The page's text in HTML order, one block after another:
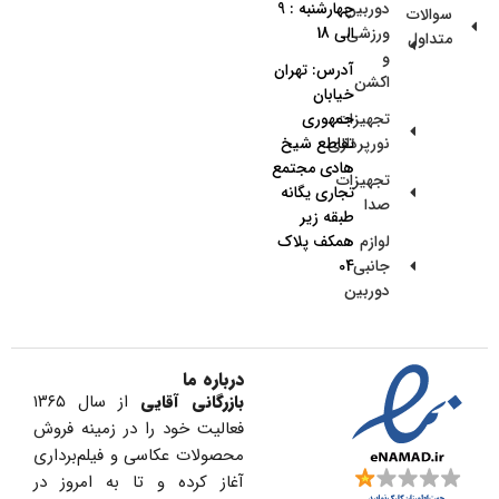
سوالات
متداول
دوربین
ورزشی
و
اکشن
تجهیزات
نورپردازی
تجهیزات
صدا
لوازم
جانبی
دوربین
چهارشنبه : 9
الی 18
آدرس: تهران
خیابان
جمهوری
تقاطع شیخ
هادی مجتمع
تجاری یگانه
طبقه زیر
همکف پلاک
04
درباره ما
بازرگانی آقایی
از سال ۱۳۶۵
فعالیت خود را در زمینه فروش
محصولات عکاسی و فیلم‌برداری
آغاز کرده و تا به امروز در